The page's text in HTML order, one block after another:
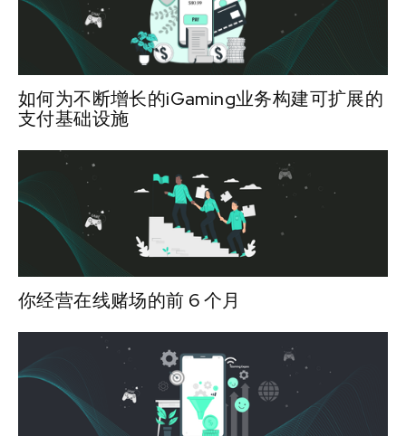
如何为不断增长的iGaming业务构建可扩展的
支付基础设施
你经营在线赌场的前 6 个月